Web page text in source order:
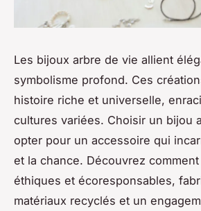
Les bijoux arbre de vie allient
symbolisme profond. Ces
histoire riche et universelle,
cultures variées. Choisir un bijou
opter pour un accessoire qui
et la chance. Découvrez
éthiques et écoresponsables,
matériaux recyclés et un